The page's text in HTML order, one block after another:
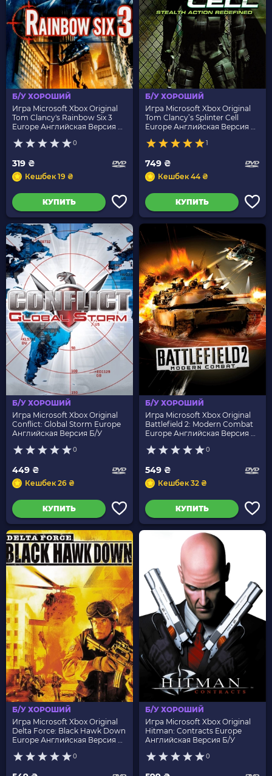
Б/У ХОРОШИЙ
Игра Microsoft Xbox Original
Tom Clancy's Rainbow Six 3
Europe Английская Версия Б/
0
319 ₴
Кешбек 19 ₴
КУПИТЬ
Б/У ХОРОШИЙ
Игра Microsoft Xbox Original
Tom Clancy’s Splinter Cell
Europe Английская Версия Б/
1
749 ₴
Кешбек 44 ₴
КУПИТЬ
Б/У ХОРОШИЙ
Игра Microsoft Xbox Original
Conflict: Global Storm Europe
Английская Версия Б/У
0
449 ₴
Кешбек 26 ₴
КУПИТЬ
Б/У ХОРОШИЙ
Игра Microsoft Xbox Original
Battlefield 2: Modern Combat
Europe Английская Версия Б/
0
549 ₴
Кешбек 32 ₴
КУПИТЬ
Б/У ХОРОШИЙ
Игра Microsoft Xbox Original
Delta Force: Black Hawk Down
Europe Английская Версия Б/
0
Б/У ХОРОШИЙ
Игра Microsoft Xbox Original
Hitman: Contracts Europe
Английская Версия Б/У
0